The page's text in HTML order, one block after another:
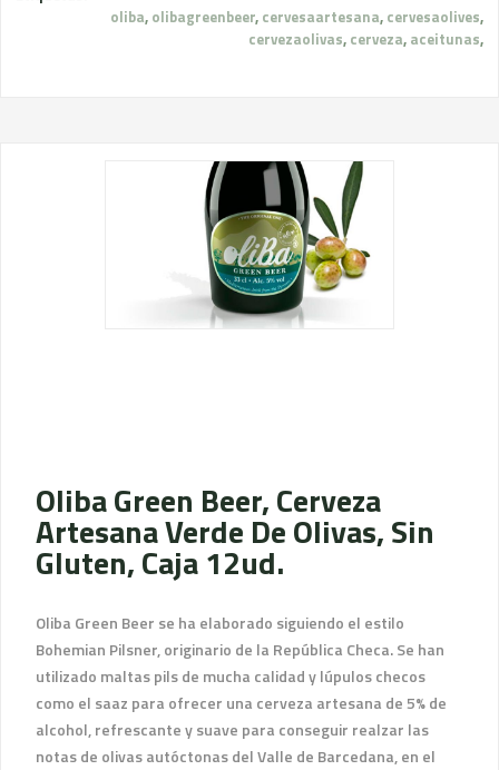
oliba, olibagreenbeer, cervesaartesana, cervesaolives,
cervezaolivas, cerveza, aceitunas,
Oliba Green Beer, Cerveza
Artesana Verde De Olivas, Sin
Gluten, Caja 12ud.
Oliba Green Beer se ha elaborado siguiendo el estilo
Bohemian Pilsner, originario de la República Checa. Se han
utilizado maltas pils de mucha calidad y lúpulos checos
como el saaz para ofrecer una cerveza artesana de 5% de
alcohol, refrescante y suave para conseguir realzar las
notas de olivas autóctonas del Valle de Barcedana, en el